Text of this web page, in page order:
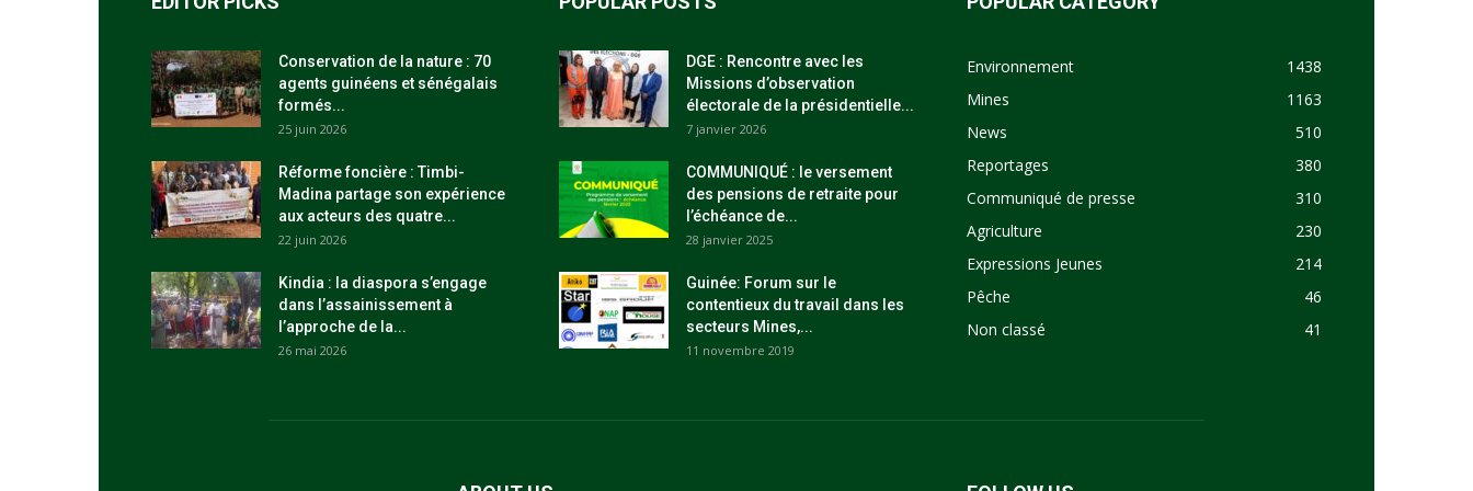
Conservation de la nature : 70
agents guinéens et sénégalais
formés...
25 juin 2026
Réforme foncière : Timbi-
Madina partage son expérience
aux acteurs des quatre...
22 juin 2026
Kindia : la diaspora s’engage
dans l’assainissement à
l’approche de la...
26 mai 2026
DGE : Rencontre avec les
Missions d’observation
électorale de la présidentielle...
7 janvier 2026
COMMUNIQUÉ : le versement
des pensions de retraite pour
l’échéance de...
28 janvier 2025
Guinée: Forum sur le
contentieux du travail dans les
secteurs Mines,...
11 novembre 2019
Environnement
1438
Mines
1163
News
510
Reportages
380
Communiqué de presse
310
Agriculture
230
Expressions Jeunes
214
Pêche
46
Non classé
41